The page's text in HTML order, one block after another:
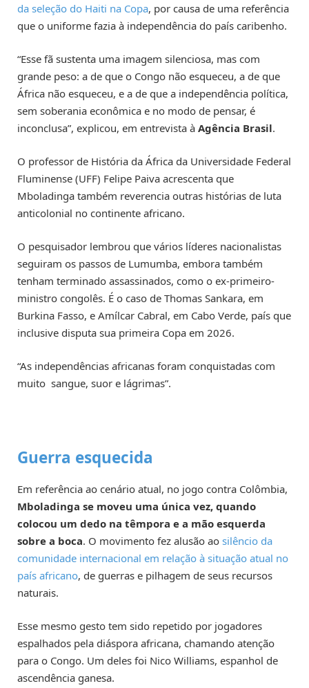
da seleção do Haiti na Copa, por causa de uma referência
que o uniforme fazia à independência do país caribenho.
“Esse fã sustenta uma imagem silenciosa, mas com
grande peso: a de que o Congo não esqueceu, a de que
África não esqueceu, e a de que a independência política,
sem soberania econômica e no modo de pensar, é
inconclusa”, explicou, em entrevista à Agência Brasil.
O professor de História da África da Universidade Federal
Fluminense (UFF) Felipe Paiva acrescenta que
Mboladinga também reverencia outras histórias de luta
anticolonial no continente africano.
O pesquisador lembrou que vários líderes nacionalistas
seguiram os passos de Lumumba, embora também
tenham terminado assassinados, como o ex-primeiro-
ministro congolês. É o caso de Thomas Sankara, em
Burkina Fasso, e Amílcar Cabral, em Cabo Verde, país que
inclusive disputa sua primeira Copa em 2026.
“As independências africanas foram conquistadas com
muito sangue, suor e lágrimas”.
Guerra esquecida
Em referência ao cenário atual, no jogo contra Colômbia,
Mboladinga se moveu uma única vez, quando
colocou um dedo na têmpora e a mão esquerda
sobre a boca. O movimento fez alusão ao silêncio da
comunidade internacional em relação à situação atual no
país africano, de guerras e pilhagem de seus recursos
naturais.
Esse mesmo gesto tem sido repetido por jogadores
espalhados pela diáspora africana, chamando atenção
para o Congo. Um deles foi Nico Williams, espanhol de
ascendência ganesa.